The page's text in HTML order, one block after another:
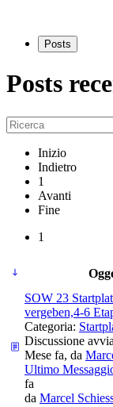
Posts
Posts
Inizio
Indietro
1
Avanti
Fine
1
SOW 23
vergeben,4-6
Categoria:
Discussione
Mese fa, da
Ultimo
fa
da Marcel